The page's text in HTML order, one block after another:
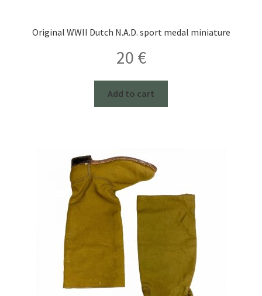
Original WWII Dutch N.A.D. sport medal miniature
20 €
Add to cart